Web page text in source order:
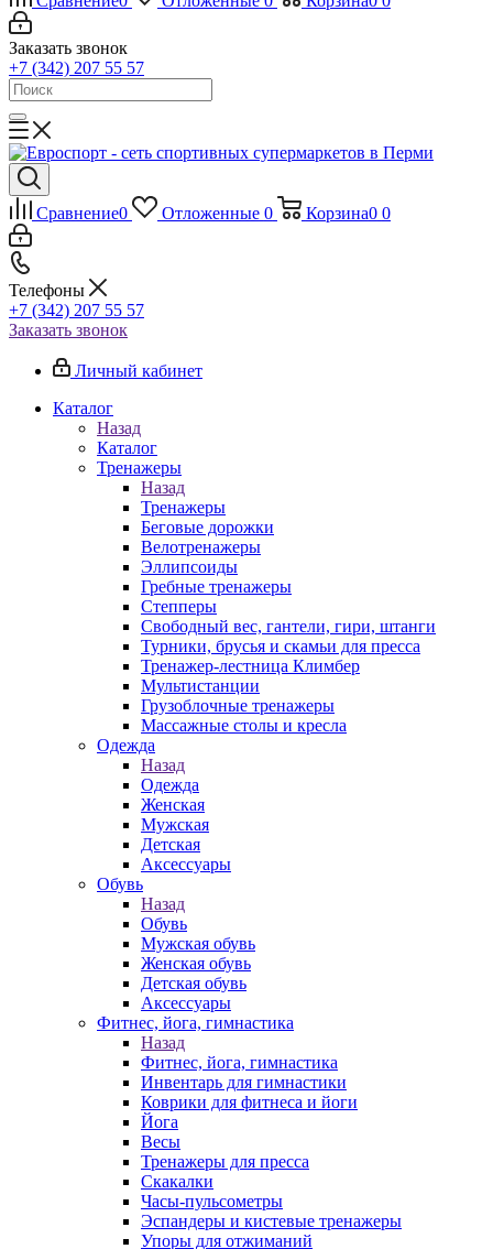
Заказать звонок
+7 (342) 207 55 57
Сравнение0 Отложенные 0 Корзина0 0
Телефоны
+7 (342) 207 55 57
Заказать звонок
Личный кабинет
Каталог
Назад
Каталог
Тренажеры
Назад
Тренажеры
Беговые дорожки
Велотренажеры
Эллипсоиды
Гребные тренажеры
Степперы
Свободный вес, гантели, гири, штанги
Турники, брусья и скамьи для пресса
Тренажер-лестница Климбер
Мультистанции
Грузоблочные тренажеры
Массажные столы и кресла
Одежда
Назад
Одежда
Женская
Мужская
Детская
Аксессуары
Обувь
Назад
Обувь
Мужская обувь
Женская обувь
Детская обувь
Аксессуары
Фитнес, йога, гимнастика
Назад
Фитнес, йога, гимнастика
Инвентарь для гимнастики
Коврики для фитнеса и йоги
Йога
Весы
Тренажеры для пресса
Скакалки
Часы-пульсометры
Эспандеры и кистевые тренажеры
Упоры для отжиманий